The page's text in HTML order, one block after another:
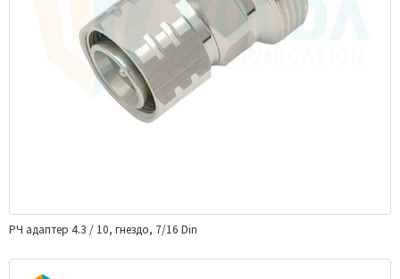
РЧ адаптер 4.3 / 10, гнездо, 7/16 Din